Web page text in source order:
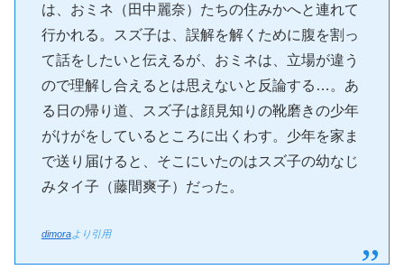
は、おミネ（田中麗奈）たちの住みかへと連れて
行かれる。スズ子は、誤解を解くために腹を割っ
て話をしたいと伝えるが、おミネは、立場が違う
ので理解し合えるとは思えないと反論する…。あ
る日の帰り道、スズ子は顔見知りの靴磨きの少年
がけがをしているところに出くわす。少年を家ま
で送り届けると、そこにいたのはスズ子の幼なじ
みタイ子（藤間爽子）だった。
dimoraより引用